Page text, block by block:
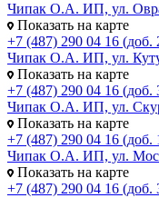
Чипак О.А. ИП, ул.
Показать на карте
+7 (487) 290 04 16 (доб.
Чипак О.А. ИП, ул.
Показать на карте
+7 (487) 290 04 16 (доб.
Чипак О.А. ИП, ул.
Показать на карте
+7 (487) 290 04 16 (доб.
Чипак О.А. ИП, ул.
Показать на карте
+7 (487) 290 04 16 (доб.